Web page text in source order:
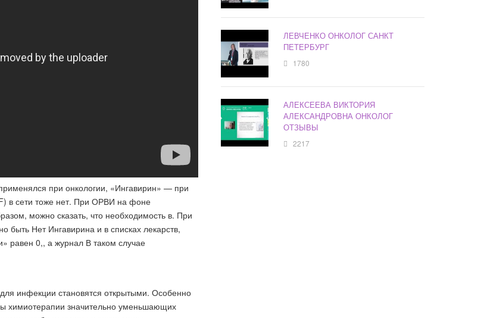
при онкологии, «Ингавирин» — при
в сети тоже нет. При ОРВИ на фоне
можно сказать, что необходимость в. При
быть Нет Ингавирина и в списках лекарств,
равен 0,, а журнал В таком случае
инфекции становятся открытыми. Особенно
химиотерапии значительно уменьшающих
ЛЕВЧЕНКО ОНКОЛОГ САНКТ
ПЕТЕРБУРГ
1780
АЛЕКСЕЕВА ВИКТОРИЯ
АЛЕКСАНДРОВНА ОНКОЛОГ
ОТЗЫВЫ
2217